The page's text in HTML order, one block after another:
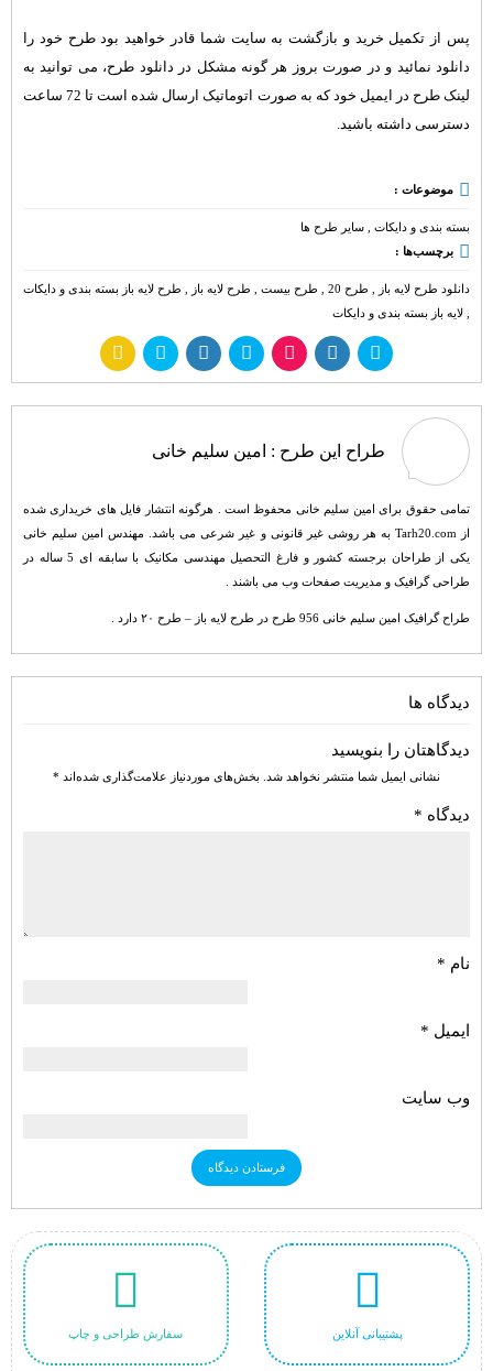
پس از تکمیل خرید و بازگشت به سایت شما قادر خواهید بود طرح خود را
دانلود نمائید و در صورت بروز هر گونه مشکل در دانلود طرح، می توانید به
لینک طرح در ایمیل خود که به صورت اتوماتیک ارسال شده است تا 72 ساعت
دسترسی داشته باشید.
موضوعات :
بسته بندی و دایکات , سایر طرح ها
برچسب‌ها :
دانلود طرح لایه باز , طرح 20 , طرح بیست , طرح لایه باز , طرح لایه باز بسته بندی و دایکات
, لایه باز بسته بندی و دایکات
طراح این طرح : امین سلیم خانی
تمامی حقوق برای امین سلیم خانی محفوظ است . هرگونه انتشار فایل های خریداری شده
از Tarh20.com به هر روشی غیر قانونی و غیر شرعی می باشد. مهندس امین سلیم خانی
یکی از طراحان برجسته کشور و فارغ التحصیل مهندسی مکانیک با سابقه ای 5 ساله در
طراحی گرافیک و مدیریت صفحات وب می باشند .
طراح گرافیک امین سلیم خانی 956 طرح در طرح لایه باز – طرح ۲۰ دارد .
دیدگاه ها
دیدگاهتان را بنویسید
نشانی ایمیل شما منتشر نخواهد شد. بخش‌های موردنیاز علامت‌گذاری شده‌اند *
دیدگاه *
نام *
ایمیل *
وب‌ سایت
پشتیبانی آنلاین سفارش طراحی و چاپ